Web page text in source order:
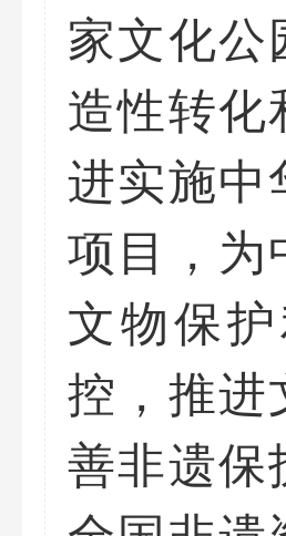
家文化
造性转
进实施中
项目，为
文物保
控，推进
善非遗保